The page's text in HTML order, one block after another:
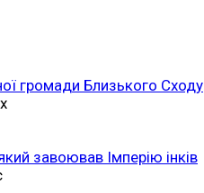
громади Близького Сходу
завоював Імперію інків